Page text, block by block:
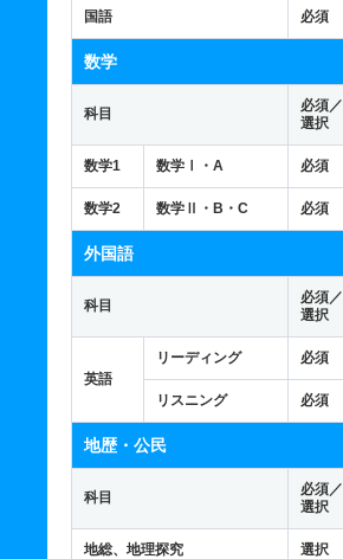
国語 必須
数学
科目
必須／
選択
数学1 数学Ⅰ・A 必須
数学2 数学Ⅱ・B・C 必須
外国語
科目
必須／
選択
英語
リーディング 必須
リスニング 必須
地歴・公民
科目
必須／
選択
地総、地理探究 選択